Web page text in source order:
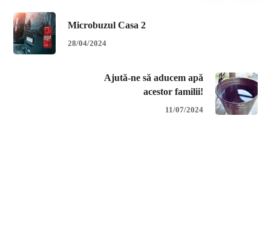
Microbuzul Casa 2
28/04/2024
Ajută-ne să aducem apă
acestor familii!
11/07/2024